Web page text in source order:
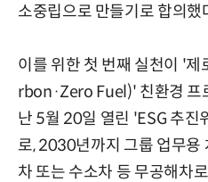
소중립으로 만들기로 합의했
이를 위한 첫 번째 실천이 '
rbon·Zero Fuel)' 친환경 프
난 5월 20일 열린 'ESG 추진
로, 2030년까지 그룹 업무용
차 또는 수소차 등 무공해차